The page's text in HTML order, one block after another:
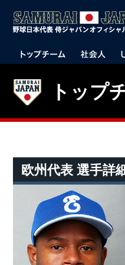
トップ
欧州代表 選手詳